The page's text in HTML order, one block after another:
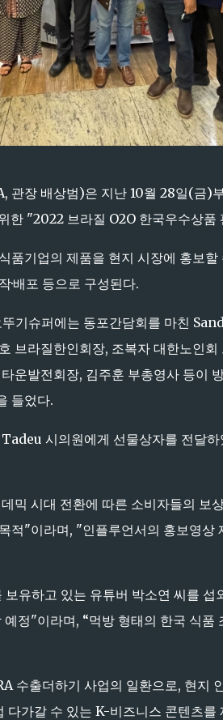
관장 배상범)은 지난 10월 28일(금)
한 "2022 브라질 O2O 한국우수상품
품기업의 제품을 현지 시장에 홍보
·배포 등으로 구성된다.
기슈퍼에는 동포간담회를 마친
브라질한인회장, 조복자 대한노인
운발전회장, 김주훈 부총영사 등이
들었다.
시의원에게 선물상자를 전달
믹 시대 전환에 따른 소비자들의 보
적"이라며, "인플루언서의 홍보영상
유하고 있는 유튜버 박소연 씨를 섭
정"이라며, “먹방 형태의 한국 식품
수출더하기 사업의 일환으로, 현지
가갈 수 있는 K-비즈니스 콘텐츠를